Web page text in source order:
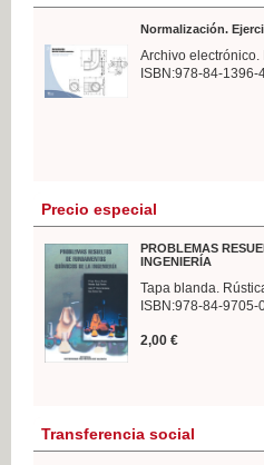
Normalización.
Archivo electrónico.
ISBN:978-84-1396-
Precio especial
PROBLEMAS
INGENIERÍA
Tapa blanda.
ISBN:978-84-9705-
2,00 €
Transferencia social